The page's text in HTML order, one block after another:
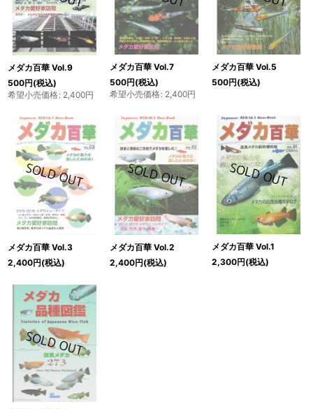
メダカ百華 Vol.9
500円(税込)
希望小売価格: 2,400円
メダカ百華 Vol.7
500円(税込)
希望小売価格: 2,400円
メダカ百華 Vol.5
500円(税込)
メダカ百華 Vol.3
2,400円(税込)
メダカ百華 Vol.2
2,400円(税込)
メダカ百華 Vol.1
2,300円(税込)